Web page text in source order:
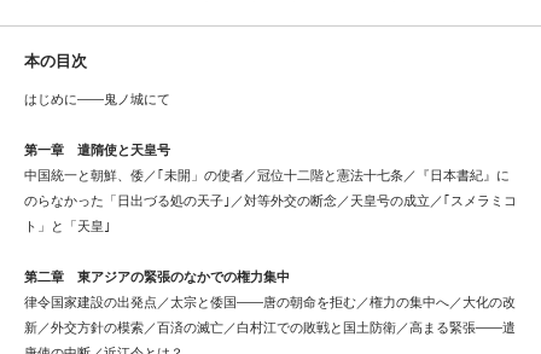
本の目次
はじめに――鬼ノ城にて
第一章 遣隋使と天皇号
中国統一と朝鮮、倭／｢未開」の使者／冠位十二階と憲法十七条／『日本書紀』に
のらなかった「日出づる処の天子｣／対等外交の断念／天皇号の成立／｢スメラミコ
ト」と「天皇｣
第二章 東アジアの緊張のなかでの権力集中
律令国家建設の出発点／太宗と倭国――唐の朝命を拒む／権力の集中へ／大化の改
新／外交方針の模索／百済の滅亡／白村江での敗戦と国土防衛／高まる緊張――遣